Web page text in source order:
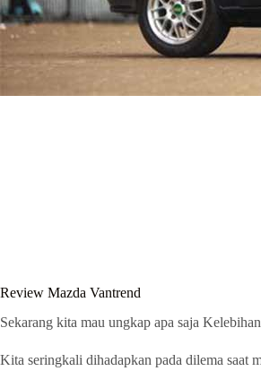
Review Mazda Vantrend
Sekarang kita mau ungkap apa saja
Kita seringkali dihadapkan pada dilema saat